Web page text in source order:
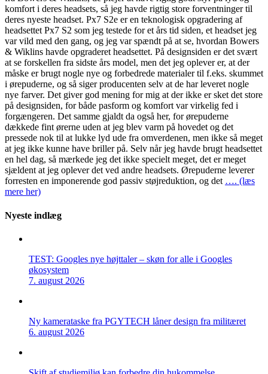
komfort i deres headsets, så jeg havde rigtig store forventninger til
deres nyeste headset. Px7 S2e er en teknologisk opgradering af
headsettet Px7 S2 som jeg testede for et års tid siden, et headset jeg
var vild med den gang, og jeg var spændt på at se, hvordan Bowers
& Wiklins havde opgraderet headsettet. På designsiden er det svært
at se forskellen fra sidste års model, men det jeg oplever er, at der
måske er brugt nogle nye og forbedrede materialer til f.eks. skummet
i ørepuderne, og så siger producenten selv at de har leveret nogle
nye farver. Det giver god mening for mig at der ikke er sket det store
på designsiden, for både pasform og komfort var virkelig fed i
forgængeren. Det samme gjaldt da også her, for ørepuderne
dækkede fint ørerne uden at jeg blev varm på hovedet og det
pressede nok til at lukke lyd ude fra omverdenen, men ikke så meget
at jeg ikke kunne have briller på. Selv når jeg havde brugt headsettet
en hel dag, så mærkede jeg det ikke specielt meget, det er meget
sjældent at jeg oplever det ved andre headsets. Ørepuderne leverer
forresten en imponerende god passiv støjreduktion, og det …. (læs
mere her)
Nyeste indlæg
TEST: Googles nye højttaler – skøn for alle i Googles
økosystem
7. august 2026
Ny kamerataske fra PGYTECH låner design fra militæret
6. august 2026